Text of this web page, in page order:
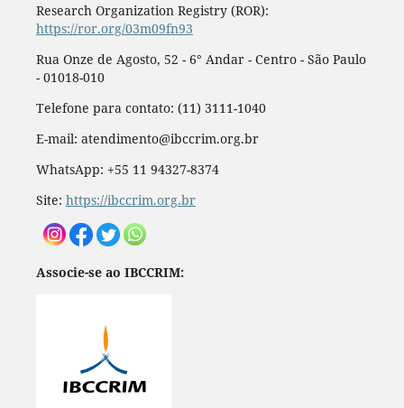
Research Organization Registry (ROR):
https://ror.org/03m09fn93
Rua Onze de Agosto, 52 - 6° Andar - Centro - São Paulo
- 01018-010
Telefone para contato: (11) 3111-1040
E-mail: atendimento@ibccrim.org.br
WhatsApp: +55 11 94327-8374
Site: https://ibccrim.org.br
Associe-se ao IBCCRIM: